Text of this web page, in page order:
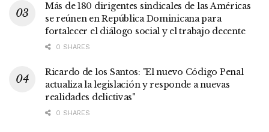
Más de 180 dirigentes sindicales de las Américas
se reúnen en República Dominicana para
fortalecer el diálogo social y el trabajo decente
0 SHARES
Ricardo de los Santos: "El nuevo Código Penal
actualiza la legislación y responde a nuevas
realidades delictivas"
0 SHARES